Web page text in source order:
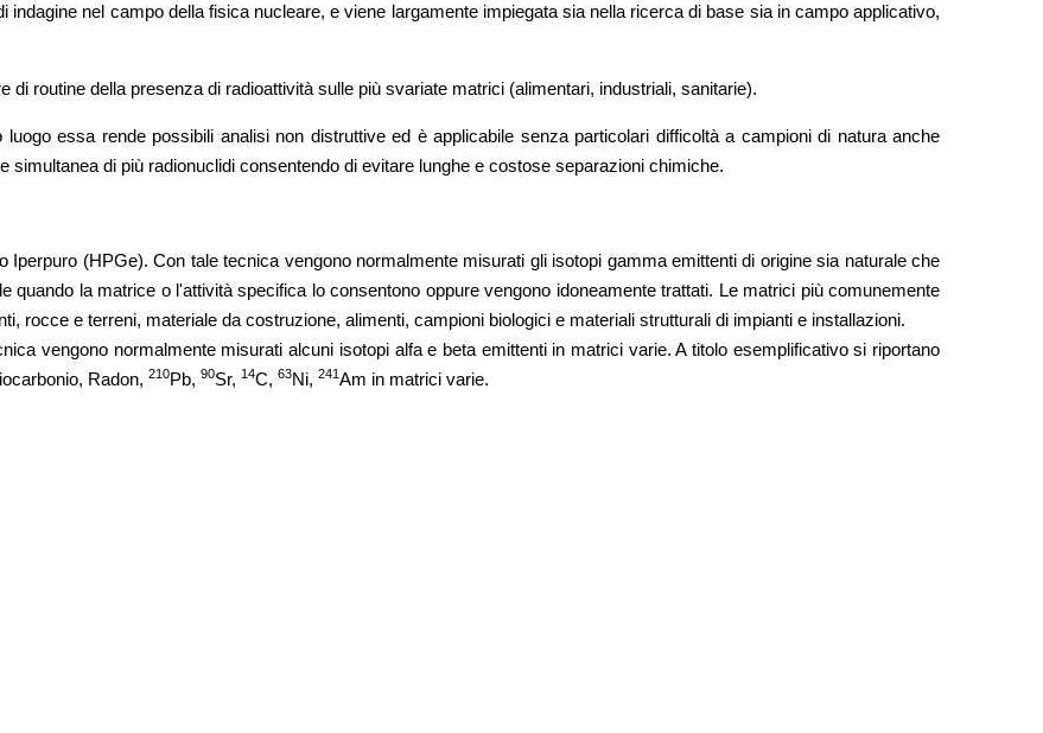
indagine nel campo della fisica nucleare, e viene largamente impiegata sia nella ricerca di base sia in campo applicativo,
di routine della presenza di radioattività sulle più svariate matrici (alimentari, industriali, sanitarie).
essa rende possibili analisi non distruttive ed è applicabile senza particolari difficoltà a campioni di natura anche
simultanea di più radionuclidi consentendo di evitare lunghe e costose separazioni chimiche.
Iperpuro (HPGe). Con tale tecnica vengono normalmente misurati gli isotopi gamma emittenti di origine sia naturale che
quando la matrice o l'attività specifica lo consentono oppure vengono idoneamente trattati. Le matrici più comunemente
rocce e terreni, materiale da costruzione, alimenti, campioni biologici e materiali strutturali di impianti e installazioni.
vengono normalmente misurati alcuni isotopi alfa e beta emittenti in matrici varie. A titolo esemplificativo si riportano
Radon, 210Pb, 90Sr, 14C, 63Ni, 241 Am in matrici varie.